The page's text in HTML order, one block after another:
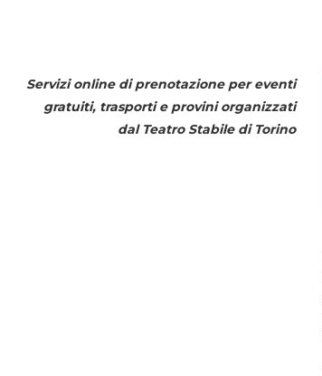
Servizi online di prenotazione per eventi
gratuiti, trasporti e provini organizzati
dal Teatro Stabile di Torino